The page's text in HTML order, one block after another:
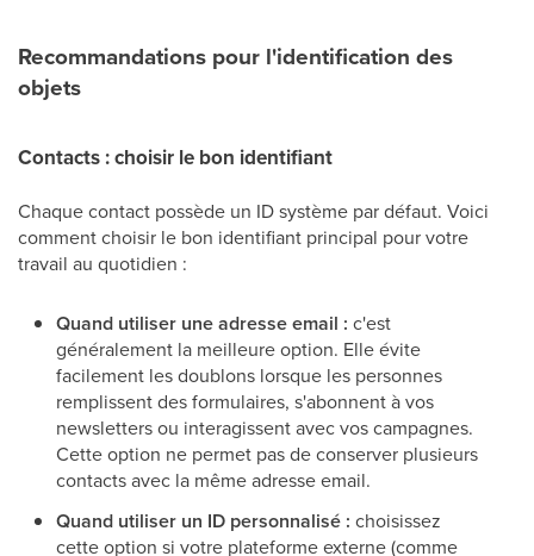
Recommandations pour l'identification des
objets
Contacts : choisir le bon identifiant
Chaque contact possède un ID système par défaut. Voici
comment choisir le bon identifiant principal pour votre
travail au quotidien :
Quand utiliser une adresse email : c'est
généralement la meilleure option. Elle évite
facilement les doublons lorsque les personnes
remplissent des formulaires, s'abonnent à vos
newsletters ou interagissent avec vos campagnes.
Cette option ne permet pas de conserver plusieurs
contacts avec la même adresse email.
Quand utiliser un ID personnalisé : choisissez
cette option si votre plateforme externe (comme